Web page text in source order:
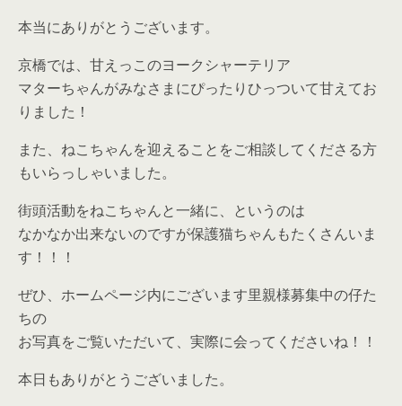
本当にありがとうございます。
京橋では、甘えっこのヨークシャーテリア
マターちゃんがみなさまにぴったりひっついて甘えてお
りました！
また、ねこちゃんを迎えることをご相談してくださる方
もいらっしゃいました。
街頭活動をねこちゃんと一緒に、というのは
なかなか出来ないのですが保護猫ちゃんもたくさんいま
す！！！
ぜひ、ホームページ内にございます里親様募集中の仔た
ちの
お写真をご覧いただいて、実際に会ってくださいね！！
本日もありがとうございました。